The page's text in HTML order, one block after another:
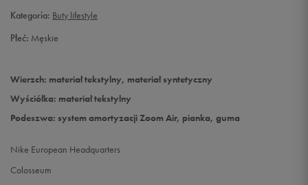
Kategoria: Buty lifestyle
Płeć: Męskie
Wierzch: materiał tekstylny, materiał syntetyczny
Wyściółka: materiał tekstylny
Podeszwa: system amortyzacji Zoom Air, pianka, guma
Nike European Headquarters
Colosseum